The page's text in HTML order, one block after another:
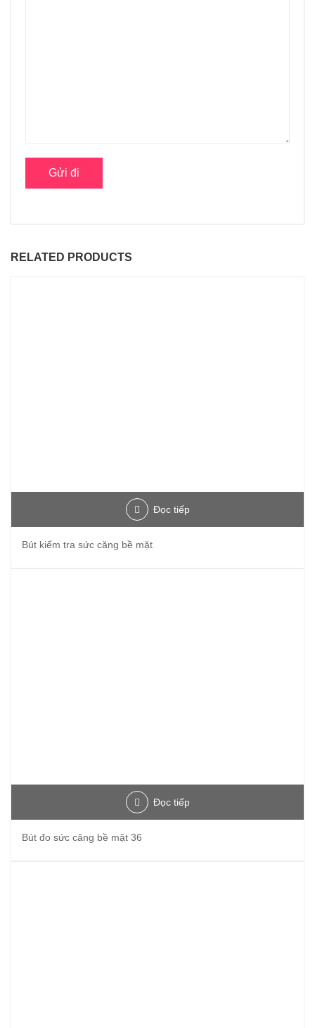
RELATED PRODUCTS
Đọc tiếp
Bút kiểm tra sức căng bề mặt
Đọc tiếp
Bút đo sức căng bề mặt 36